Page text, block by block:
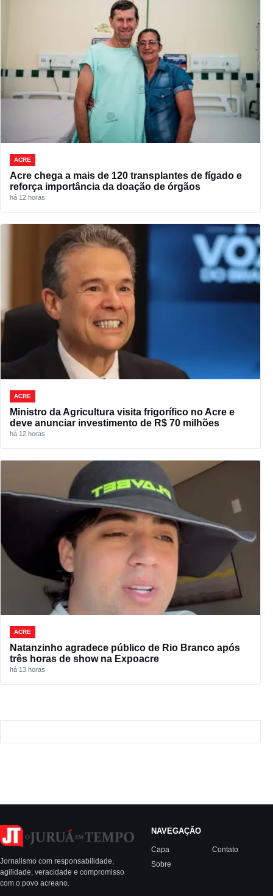
ACRE
Acre chega a mais de 120 transplantes de fígado e
reforça importância da doação de órgãos
há 12 horas
ACRE
Ministro da Agricultura visita frigorífico no Acre e
deve anunciar investimento de R$ 70 milhões
há 12 horas
ACRE
Natanzinho agradece público de Rio Branco após
três horas de show na Expoacre
há 13 horas
Jornalismo com responsabilidade,
agilidade, veracidade e compromisso
com o povo acreano.
NAVEGAÇÃO
Capa
Sobre
Contato